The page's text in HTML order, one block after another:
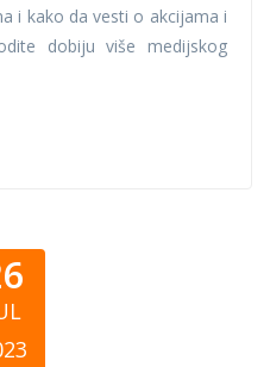
i kako da vesti o akcijama i
dobiju više medijskog